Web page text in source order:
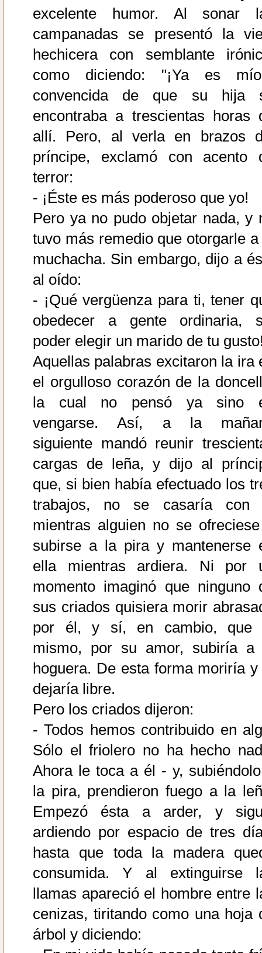
excelente humor. Al sonar
campanadas se presentó la
hechicera con semblante
como diciendo: "¡Ya es
convencida de que su hija
encontraba a trescientas horas
allí. Pero, al verla en brazos
príncipe, exclamó con acento
terror:
- ¡Éste es más poderoso que yo!
Pero ya no pudo objetar nada, y
tuvo más remedio que otorgarle a
muchacha. Sin embargo, dijo a
al oído:
- ¡Qué vergüenza para ti, tener
obedecer a gente ordinaria,
poder elegir un marido de tu
Aquellas palabras excitaron la ira
el orgulloso corazón de la
la cual no pensó ya sino
vengarse. Así, a la
siguiente mandó reunir
cargas de leña, y dijo al
que, si bien había efectuado los
trabajos, no se casaría con
mientras alguien no se
subirse a la pira y mantenerse
ella mientras ardiera. Ni por
momento imaginó que ninguno
sus criados quisiera morir
por él, y sí, en cambio, que
mismo, por su amor, subiría a
hoguera. De esta forma moriría y
dejaría libre.
Pero los criados dijeron:
- Todos hemos contribuido en
Sólo el friolero no ha hecho
Ahora le toca a él - y,
la pira, prendieron fuego a la
Empezó ésta a arder, y
ardiendo por espacio de tres
hasta que toda la madera
consumida. Y al extinguirse
llamas apareció el hombre entre
cenizas, tiritando como una hoja
árbol y diciendo: